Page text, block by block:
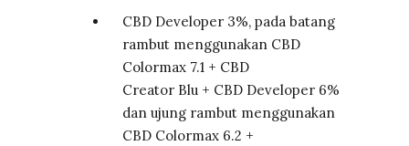
CBD Developer 3%, pada batang
rambut menggunakan CBD
Colormax 7.1 + CBD
Creator Blu + CBD Developer 6%
dan ujung rambut menggunakan
CBD Colormax 6.2 +